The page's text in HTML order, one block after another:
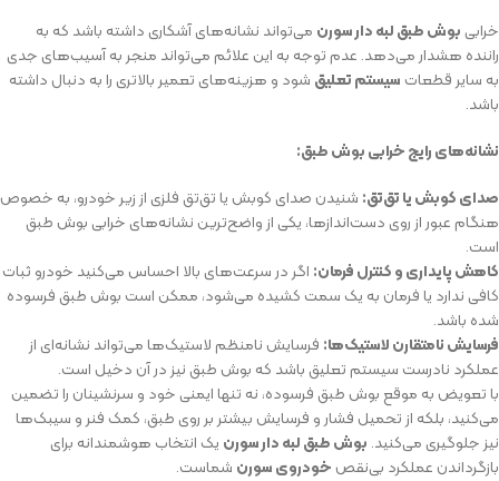
خرابی بوش طبق لبه دار سورن می‌تواند نشانه‌های آشکاری داشته باشد که به
راننده هشدار می‌دهد. عدم توجه به این علائم می‌تواند منجر به آسیب‌های جدی
به سایر قطعات سیستم تعلیق شود و هزینه‌های تعمیر بالاتری را به دنبال داشته
باشد.
نشانه‌های رایج خرابی بوش طبق:
صدای کوبش یا تق‌تق: شنیدن صدای کوبش یا تق‌تق فلزی از زیر خودرو، به خصوص
هنگام عبور از روی دست‌اندازها، یکی از واضح‌ترین نشانه‌های خرابی بوش طبق
است.
کاهش پایداری و کنترل فرمان: اگر در سرعت‌های بالا احساس می‌کنید خودرو ثبات
کافی ندارد یا فرمان به یک سمت کشیده می‌شود، ممکن است بوش طبق فرسوده
شده باشد.
فرسایش نامتقارن لاستیک‌ها: فرسایش نامنظم لاستیک‌ها می‌تواند نشانه‌ای از
عملکرد نادرست سیستم تعلیق باشد که بوش طبق نیز در آن دخیل است.
با تعویض به موقع بوش طبق فرسوده، نه تنها ایمنی خود و سرنشینان را تضمین
می‌کنید، بلکه از تحمیل فشار و فرسایش بیشتر بر روی طبق، کمک فنر و سیبک‌ها
نیز جلوگیری می‌کنید. بوش طبق لبه دار سورن یک انتخاب هوشمندانه برای
بازگرداندن عملکرد بی‌نقص خودروی سورن شماست.